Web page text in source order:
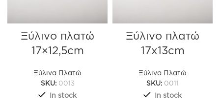
Ξύλινο πλατώ
17×12,5cm
Ξύλινα Πλατώ
SKU: 0013
In stock
Ξύλινο πλατώ
17x13cm
Ξύλινα Πλατώ
SKU: 0011
In stock